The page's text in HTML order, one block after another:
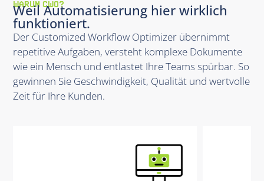
WARUM CWO?
Weil Automatisierung hier wirklich
funktioniert.
Der Customized Workflow Optimizer übernimmt
repetitive Aufgaben, versteht komplexe Dokumente
wie ein Mensch und entlastet Ihre Teams spürbar. So
gewinnen Sie Geschwindigkeit, Qualität und wertvolle
Zeit für Ihre Kunden.